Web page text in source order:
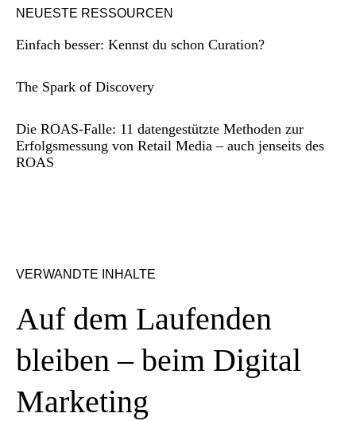
NEUESTE RESSOURCEN
Einfach besser: Kennst du schon Curation?
The Spark of Discovery
Die ROAS-Falle: 11 datengestützte Methoden zur
Erfolgsmessung von Retail Media – auch jenseits des
ROAS
VERWANDTE INHALTE
Auf dem Laufenden
bleiben – beim Digital
Marketing